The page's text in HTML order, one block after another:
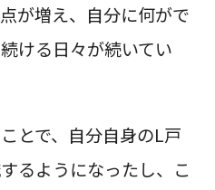
が増え、自分に何がで
ける日々が続いてい
とで、自分自身のL戸
るようになったし、こ